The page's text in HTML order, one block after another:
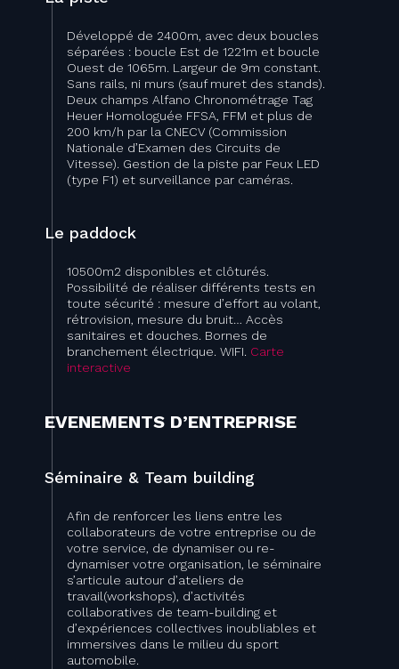
Développé de 2400m, avec deux boucles
séparées : boucle Est de 1221m et boucle
Ouest de 1065m. Largeur de 9m constant.
Sans rails, ni murs (sauf muret des stands).
Deux champs Alfano Chronométrage Tag
Heuer Homologuée FFSA, FFM et plus de
200 km/h par la CNECV (Commission
Nationale d’Examen des Circuits de
Vitesse). Gestion de la piste par Feux LED
(type F1) et surveillance par caméras.
Le paddock
10500m2 disponibles et clôturés.
Possibilité de réaliser différents tests en
toute sécurité : mesure d’effort au volant,
rétrovision, mesure du bruit… Accès
sanitaires et douches. Bornes de
branchement électrique. WIFI. Carte
interactive
EVENEMENTS D’ENTREPRISE
Séminaire & Team building
Afin de renforcer les liens entre les
collaborateurs de votre entreprise ou de
votre service, de dynamiser ou re-
dynamiser votre organisation, le séminaire
s’articule autour d’ateliers de
travail(workshops), d’activités
collaboratives de team-building et
d’expériences collectives inoubliables et
immersives dans le milieu du sport
automobile.